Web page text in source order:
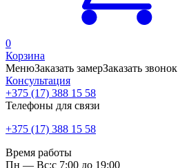
0
Корзина
МенюЗаказать замерЗаказать звонок
Консультация
+375 (17) 388 15 58
Телефоны для связи
+375 (17) 388 15 58
Время работы
Пн — Вс:с 7:00 до 19:00